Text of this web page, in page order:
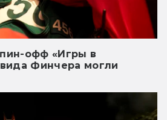
офф «Игры в
Финчера могли